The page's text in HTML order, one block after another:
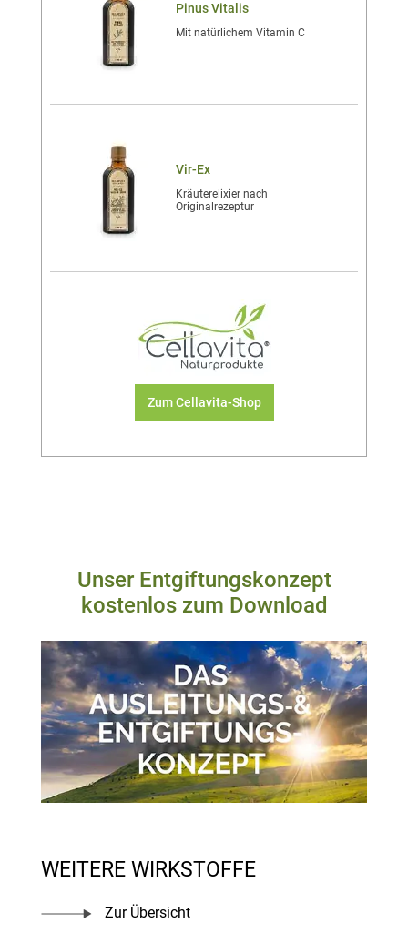
Pinus Vitalis
Mit natürlichem Vitamin C
Vir-Ex
Kräuterelixier nach
Originalrezeptur
Zum Cellavita-Shop
Unser Entgiftungskonzept
kostenlos zum Download
WEITERE WIRKSTOFFE
Zur Übersicht